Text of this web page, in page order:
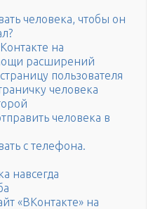
человека, чтобы он
на
расширений
пользователя
человека
человека в
с телефона.
навсегда
«ВКонтакте» на